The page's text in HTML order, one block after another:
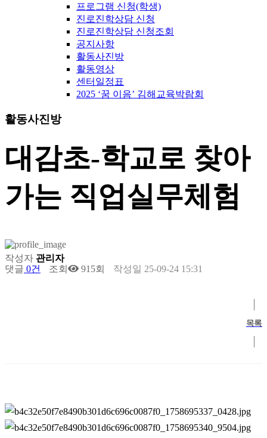
프로그램 신청(학생)
진로진학상담 신청
진로진학상담 신청조회
공지사항
활동사진방
활동영상
센터일정표
2025 ‘꿈 이음’ 김해교육박람회
활동사진방
대감초-학교로 찾아
가는 직업실무체험
작성자 관리자
댓글 0건 조회 915회 작성일 25-09-24 15:31
목록